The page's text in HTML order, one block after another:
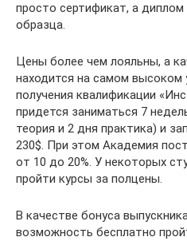
просто сертификат, а диплом
образца.
Цены более чем лояльны, а
находится на самом высоком
получения квалификации
придется заниматься 7
теория и 2 дня практика) и
230$. При этом Академия
от 10 до 20%. У некоторых
пройти курсы за полцены.
В качестве бонуса
возможность бесплатно